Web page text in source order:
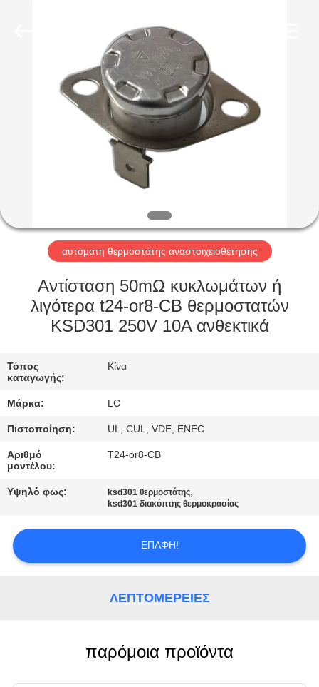
ΠΡΟΪΌΝΤΑ
ΕΜΦΆΝΙΣΗ
VR
ΠΕΡΊΠΟΥ
ΕΜΕΊΣ
ΕΡΓΟΣΤΑΣΊΩΝ
ΠΟΙΟΤΙΚΌΣ
ΈΛΕΓΧΟΣ
ΜΑΣ
ΣΕ
ΕΠΑΦΉ
ΠΕΡΙΠΤΏΣΕΙΣ
αυτόματη θερμοστάτης αναστοιχειοθέτησης
Αντίσταση 50mΩ κυκλωμάτων ή
λιγότερα t24-or8-CB θερμοστατών
KSD301 250V 10A ανθεκτικά
Τόπος
καταγωγής:
Κίνα
Μάρκα: LC
Πιστοποίηση: UL, CUL, VDE, ENEC
Αριθμό
μοντέλου:
T24-or8-CB
Υψηλό φως: ksd301 θερμοστάτης,
ksd301 διακόπτης θερμοκρασίας
ΕΠΑΦΉ!
ΛΕΠΤΟΜΈΡΕΙΕΣ
παρόμοια προϊόντα